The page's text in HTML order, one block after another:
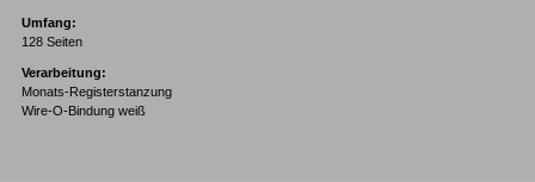
Umfang:
128 Seiten
Verarbeitung:
Monats-Registerstanzung
Wire-O-Bindung weiß